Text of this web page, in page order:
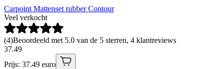
Carpoint Mattenset rubber Contour
Veel verkocht
(4)Beoordeeld met 5.0 van de 5 sterren, 4 klantreviews
37.49
Prijs: 37.49 euro